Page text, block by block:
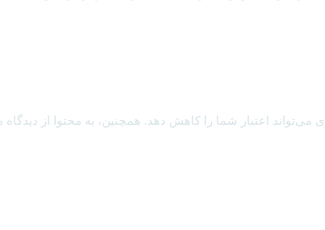
اعتبار شما را کاهش دهد. همچنین، به محتوا از دیدگاه